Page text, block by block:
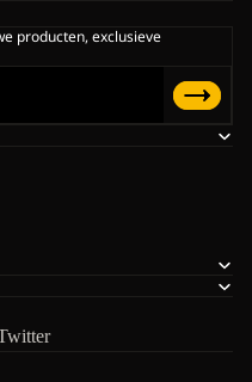
producten, exclusieve